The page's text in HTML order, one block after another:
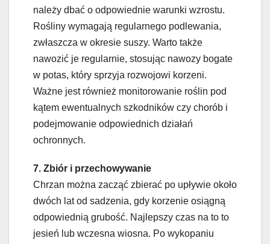
należy dbać o odpowiednie warunki wzrostu.
Rośliny wymagają regularnego podlewania,
zwłaszcza w okresie suszy. Warto także
nawozić je regularnie, stosując nawozy bogate
w potas, który sprzyja rozwojowi korzeni.
Ważne jest również monitorowanie roślin pod
kątem ewentualnych szkodników czy chorób i
podejmowanie odpowiednich działań
ochronnych.
7. Zbiór i przechowywanie
Chrzan można zacząć zbierać po upływie około
dwóch lat od sadzenia, gdy korzenie osiągną
odpowiednią grubość. Najlepszy czas na to to
jesień lub wczesna wiosna. Po wykopaniu